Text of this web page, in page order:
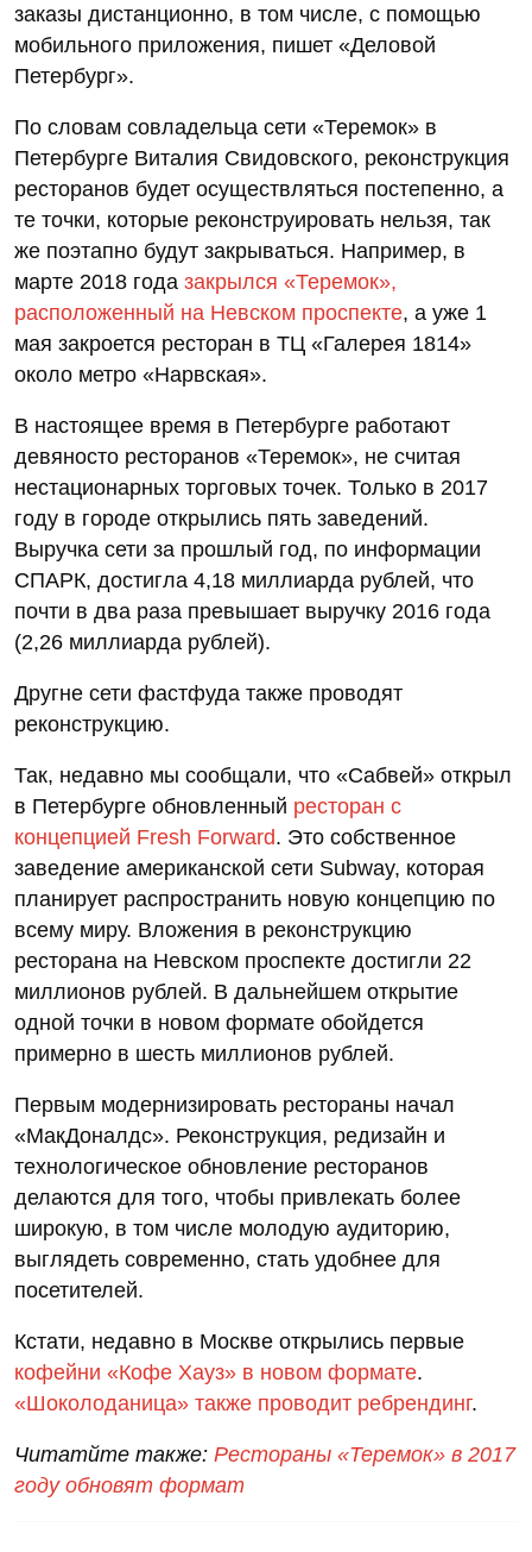
заказы дистанционно, в том числе, с помощью
мобильного приложения, пишет «Деловой
Петербург».
По словам совладельца сети «Теремок» в
Петербурге Виталия Свидовского, реконструкция
ресторанов будет осуществляться постепенно, а
те точки, которые реконструировать нельзя, так
же поэтапно будут закрываться. Например, в
марте 2018 года закрылся «Теремок»,
расположенный на Невском проспекте, а уже 1
мая закроется ресторан в ТЦ «Галерея 1814»
около метро «Нарвская».
В настоящее время в Петербурге работают
девяносто ресторанов «Теремок», не считая
нестационарных торговых точек. Только в 2017
году в городе открылись пять заведений.
Выручка сети за прошлый год, по информации
СПАРК, достигла 4,18 миллиарда рублей, что
почти в два раза превышает выручку 2016 года
(2,26 миллиарда рублей).
Другне сети фастфуда также проводят
реконструкцию.
Так, недавно мы сообщали, что «Сабвей» открыл
в Петербурге обновленный ресторан с
концепцией Fresh Forward. Это собственное
заведение американской сети Subway, которая
планирует распространить новую концепцию по
всему миру. Вложения в реконструкцию
ресторана на Невском проспекте достигли 22
миллионов рублей. В дальнейшем открытие
одной точки в новом формате обойдется
примерно в шесть миллионов рублей.
Первым модернизировать рестораны начал
«МакДоналдс». Реконструкция, редизайн и
технологическое обновление ресторанов
делаются для того, чтобы привлекать более
широкую, в том числе молодую аудиторию,
выглядеть современно, стать удобнее для
посетителей.
Кстати, недавно в Москве открылись первые
кофейни «Кофе Хауз» в новом формате.
«Шоколоданица» также проводит ребрендинг.
Читатйте также: Рестораны «Теремок» в 2017
году обновят формат